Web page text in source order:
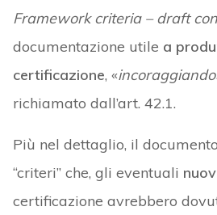
Framework criteria – draft
documentazione utile a
certificazione, «
richiamato dall’art. 42.1.
Più nel dettaglio, il
“criteri” che, gli eventuali
certificazione avrebbero